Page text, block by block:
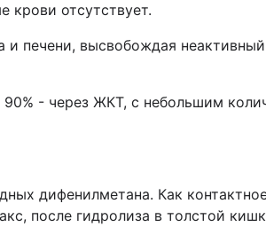
крови отсутствует.
и печени, высвобождая
- через ЖКТ, с небольшим
дифенилметана. Как
после гидролиза в толстой